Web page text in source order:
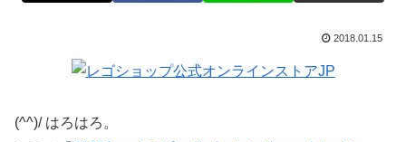
2018.01.15
(^^)/ はろはろ。